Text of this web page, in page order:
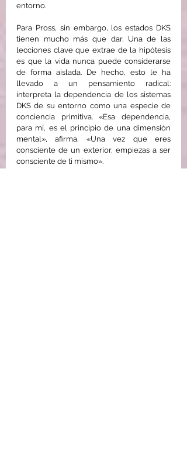
entorno.
Para Pross, sin embargo, los estados DKS
tienen mucho más que dar. Una de las
lecciones clave que extrae de la hipótesis
es que la vida nunca puede considerarse
de forma aislada. De hecho, esto le ha
llevado a un pensamiento radical:
interpreta la dependencia de los sistemas
DKS de su entorno como una especie de
conciencia primitiva. «Esa dependencia,
para mí, es el principio de una dimensión
mental», afirma. «Una vez que eres
consciente de un exterior, empiezas a ser
consciente de ti mismo».